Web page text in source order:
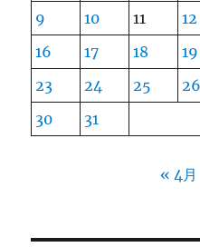
9
10 11 12
16
17 18 19
23
24 25 26
30
31
« 4月